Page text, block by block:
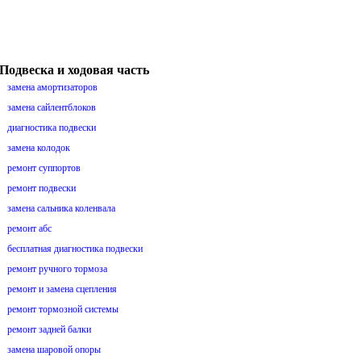
Подвеска и ходовая часть
замена амортизаторов
замена сайлентблоков
диагностика подвески
замена колодок
ремонт суппортов
ремонт подвески
замена сальника коленвала
ремонт абс
бесплатная диагностика подвески
ремонт ручного тормоза
ремонт и замена сцепления
ремонт тормозной системы
ремонт задней балки
замена шаровой опоры